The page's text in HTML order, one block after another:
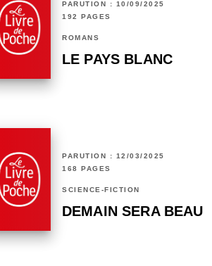
PARUTION : 10/09/2025
192 PAGES
ROMANS
LE PAYS BLANC
PARUTION : 12/03/2025
168 PAGES
SCIENCE-FICTION
DEMAIN SERA BEAU